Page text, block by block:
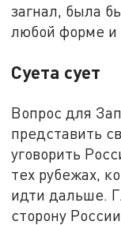
загнал, была
любой форме и
Суета сует
Вопрос для
представить
уговорить
тех рубежах,
идти дальше.
сторону